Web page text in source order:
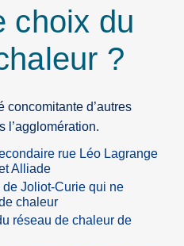
choix du
?
concomitante d’autres
l’agglomération.
rue Léo Lagrange
Alliade
Joliot-Curie qui ne
chaleur
réseau de chaleur de